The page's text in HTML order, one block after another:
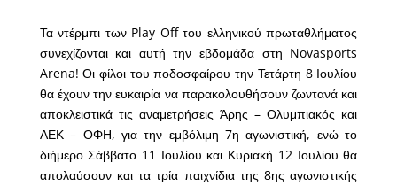
Τα ντέρμπι των Play Off του ελληνικού πρωταθλήματος
συνεχίζονται και αυτή την εβδομάδα στη Novasports
Arena! Οι φίλοι του ποδοσφαίρου την Τετάρτη 8 Ιουλίου
θα έχουν την ευκαιρία να παρακολουθήσουν ζωντανά και
αποκλειστικά τις αναμετρήσεις Άρης – Ολυμπιακός και
ΑΕΚ – ΟΦΗ, για την εμβόλιμη 7η αγωνιστική, ενώ το
διήμερο Σάββατο 11 Ιουλίου και Κυριακή 12 Ιουλίου θα
απολαύσουν και τα τρία παιχνίδια της 8ης αγωνιστικής